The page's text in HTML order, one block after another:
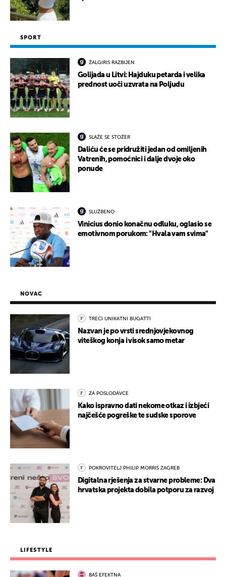
SPORT
ŽALGIRIS RAZBIJEN
Golijada u Litvi: Hajduku petarda i velika
prednost uoči uzvrata na Poljudu
SLAŽE SE STOŽER
Daliću će se pridružiti jedan od omiljenih
Vatrenih, pomoćnici i dalje dvoje oko
ponude
SLUŽBENO
Vinicius donio konačnu odluku, oglasio se
emotivnom porukom: "Hvala vam svima"
NOVAC
TREĆI UNIKATNI BUGATTI
Nazvan je po vrsti srednjovjekovnog
viteškog konja i visok samo metar
ZA POSLODAVCE
Kako ispravno dati nekome otkaz i izbjeći
najčešće pogreške te sudske sporove
POKROVITELJ PHILIP MORRIS ZAGREB
Digitalna rješenja za stvarne probleme: Dva
hrvatska projekta dobila potporu za razvoj
LIFESTYLE
BAŠ EFEKTNA